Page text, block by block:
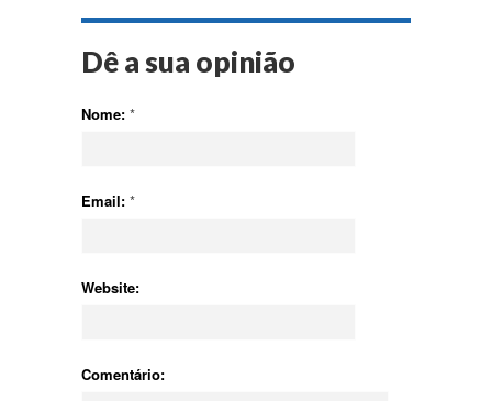
Dê a sua opinião
Nome: *
Email: *
Website:
Comentário: